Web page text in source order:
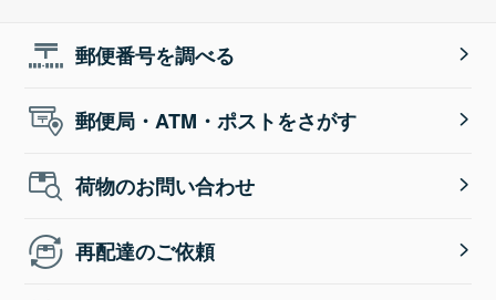
郵便番号を調べる
郵便局・ATM・ポストをさがす
荷物のお問い合わせ
再配達のご依頼